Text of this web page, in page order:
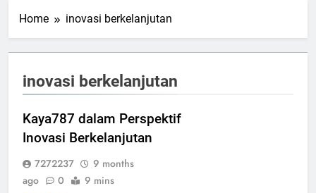
Home inovasi berkelanjutan
inovasi berkelanjutan
Kaya787 dalam Perspektif
Inovasi Berkelanjutan
7272237
9 months
ago
0 9 mins